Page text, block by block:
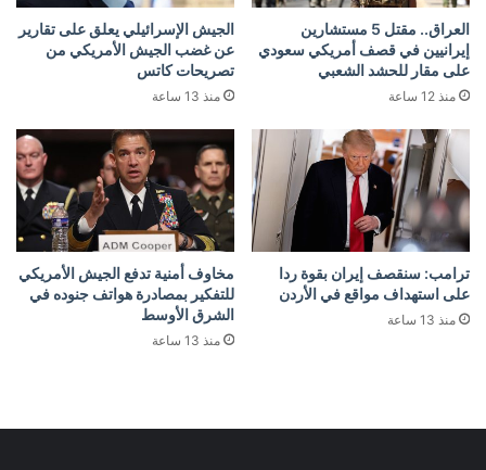
العراق.. مقتل 5 مستشارين
إيرانيين في قصف أمريكي سعودي
على مقار للحشد الشعبي
منذ 12 ساعة
الجيش الإسرائيلي يعلق على تقارير
عن غضب الجيش الأمريكي من
تصريحات كاتس
منذ 13 ساعة
ترامب: سنقصف إيران بقوة ردا
على استهداف مواقع في الأردن
منذ 13 ساعة
مخاوف أمنية تدفع الجيش الأمريكي
للتفكير بمصادرة هواتف جنوده في
الشرق الأوسط
منذ 13 ساعة